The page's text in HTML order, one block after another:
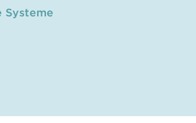
Systeme